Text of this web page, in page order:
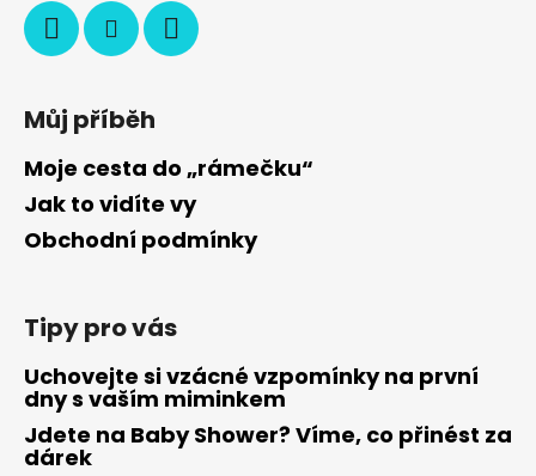
Můj příběh
Moje cesta do „rámečku“
Jak to vidíte vy
Obchodní podmínky
Tipy pro vás
Uchovejte si vzácné vzpomínky na první
dny s vaším miminkem
Jdete na Baby Shower? Víme, co přinést za
dárek